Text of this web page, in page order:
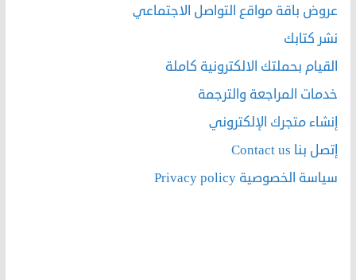
عروض باقة مواقع التواصل الاجتماعي
نشر كتابك
القيام بحملتك الالكترونية كاملة
خدمات المراجعة والترجمة
إنشاء متجرك الإلكتروني
إتصل بنا Contact us
سياسة الخصوصية Privacy policy